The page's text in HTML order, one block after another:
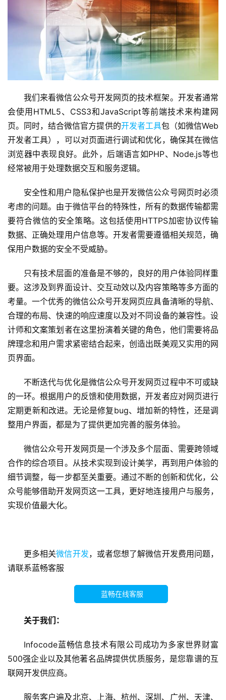
首
页
开
发
小
程
微
P
开
我们来看微信公众号开发网页的技术框架。开发者通常
会使用HTML5、CSS3和JavaScript等前端技术来构建网
页。同时，结合微信官方提供的开发者工具包（如微信Web
开发者工具），可以对页面进行调试和优化，确保其在微信
浏览器中表现良好。此外，后端语言如PHP、Node.js等也
经常被用于处理数据交互和服务逻辑。
安全性和用户隐私保护也是开发微信公众号网页时必须
考虑的问题。由于微信平台的特殊性，所有的数据传输都需
要符合微信的安全策略。这包括使用HTTPS加密协议传输
数据、正确处理用户信息等。开发者需要遵循相关规范，确
保用户数据的安全不受威胁。
只有技术层面的准备是不够的，良好的用户体验同样重
要。这涉及到界面设计、交互动效以及内容策略等多方面的
考量。一个优秀的微信公众号开发网页应具备清晰的导航、
合理的布局、快速的响应速度以及对不同设备的兼容性。设
计师和文案策划者在这里扮演着关键的角色，他们需要将品
牌理念和用户需求紧密结合起来，创造出既美观又实用的网
页界面。
不断迭代与优化是微信公众号开发网页过程中不可或缺
的一环。根据用户的反馈和使用数据，开发者应对网页进行
定期更新和改进。无论是修复bug、增加新的特性，还是调
整用户界面，都是为了提供更加完善的服务体验。
微信公众号开发网页是一个涉及多个层面、需要跨领域
合作的综合项目。从技术实现到设计美学，再到用户体验的
细节调整，每一步都至关重要。通过不断的创新和优化，公
众号能够借助开发网页这一工具，更好地连接用户与服务，
实现价值最大化。
更多相关微信开发，或者您想了解微信开发费用问题，
请联系蓝畅客服
蓝畅在线客服
关于我们：
Infocode蓝畅信息技术有限公司成功为多家世界财富
500强企业以及其他著名品牌提供优质服务，是您靠谱的互
联网开发供应商。
服务客户遍及北京、上海、杭州、深圳、广州、天津、